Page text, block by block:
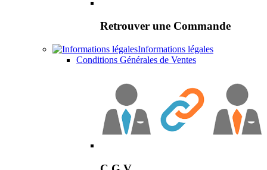
Retrouver une Commande
Informations légales
Conditions Générales de Ventes